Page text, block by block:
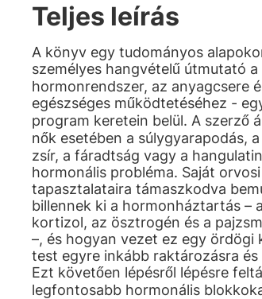
Teljes leírás
A könyv egy tudományos
személyes hangvételű útmutató a
hormonrendszer, az anyagcsere
egészséges működtetéséhez -
program keretein belül. A szerző
nők esetében a súlygyarapodás,
zsír, a fáradtság vagy a
hormonális probléma. Saját orvosi
tapasztalataira támaszkodva
billennek ki a hormonháztartás –
kortizol, az ösztrogén és a
–, és hogyan vezet ez egy ördögi
test egyre inkább raktározásra és
Ezt követően lépésről lépésre
legfontosabb hormonális